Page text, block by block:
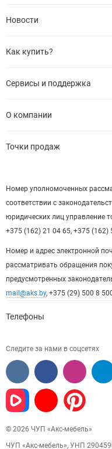
Новости
Как купить?
Сервисы и поддержка
О компании
Точки продаж
Номер уполномоченных
соответствии с
юридических лиц управление
+375 (162) 21 04 65, +375 (162)
Номер и адрес электронной
рассматривать обращения
предусмотренных
mail@aks.by, +375 (29) 500 8
Телефоны
Следите за нами в соцсетях
© 2026 ЧУП «Акс-мебель»
ЧУП «Акс-мебель», УНП